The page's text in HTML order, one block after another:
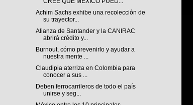
Achim Sachs exhibe una recolección de
su trayector...
Alianza de Santander y la CANIRAC
abrirá crédito y...
Burnout, cómo prevenirlo y ayudar a
nuestra mente ...
Claudipia aterriza en Colombia para
conocer a sus ...
Deben ferrocarrileros de todo el país
unirse y seg...